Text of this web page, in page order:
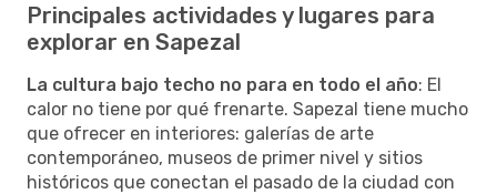
Principales actividades y lugares para
explorar en Sapezal
La cultura bajo techo no para en todo el año: El
calor no tiene por qué frenarte. Sapezal tiene mucho
que ofrecer en interiores: galerías de arte
contemporáneo, museos de primer nivel y sitios
históricos que conectan el pasado de la ciudad con